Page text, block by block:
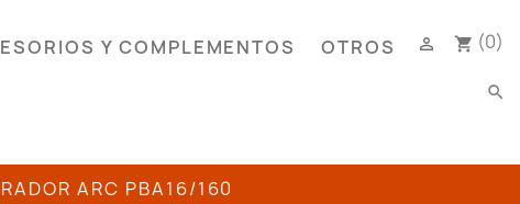
Y COMPLEMENTOS OTROS shopping_cart (0)

search
ARC PBA16/160